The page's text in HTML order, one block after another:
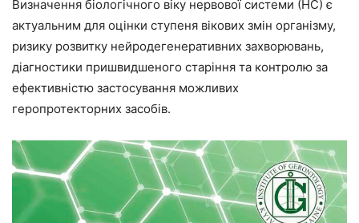
Визначення біологічного віку нервової системи (НС) є
актуальним для оцінки ступеня вікових змін організму,
ризику розвитку нейродегенеративних захворювань,
діагностики пришвидшеного старіння та контролю за
ефективністю застосування можливих
геропротекторних засобів.